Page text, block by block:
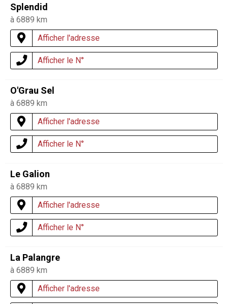
Splendid
à 6889 km
Afficher l'adresse
Afficher le N°
O'Grau Sel
à 6889 km
Afficher l'adresse
Afficher le N°
Le Galion
à 6889 km
Afficher l'adresse
Afficher le N°
La Palangre
à 6889 km
Afficher l'adresse